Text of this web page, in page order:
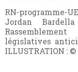
RN-programme-UE
Jordan
législatives
ILLUSTRATION : ©